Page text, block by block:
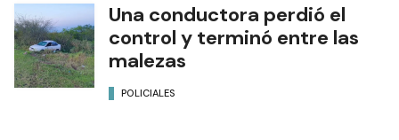
Una conductora perdió el
control y terminó entre las
malezas
POLICIALES